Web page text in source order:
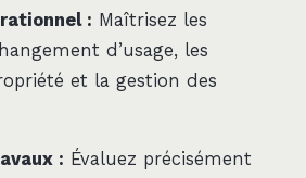
: Maîtrisez les
d’usage, les
et la gestion des
: Évaluez précisément